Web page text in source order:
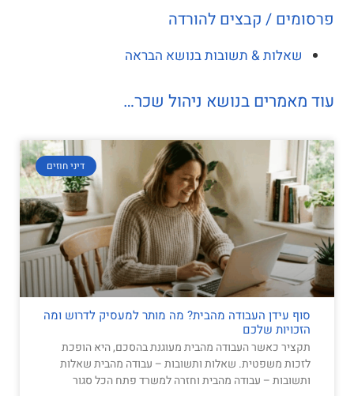
פרסומים / קבצים להורדה
שאלות & תשובות בנושא הבראה
עוד מאמרים בנושא ניהול שכר…
דיני חוזים
סוף עידן העבודה מהבית? מה מותר למעסיק לדרוש ומה
הזכויות שלכם
תקציר כאשר העבודה מהבית מעוגנת בהסכם, היא הופכת
לזכות משפטית. שאלות ותשובות – עבודה מהבית שאלות
ותשובות – עבודה מהבית וחזרה למשרד פתח הכל סגור